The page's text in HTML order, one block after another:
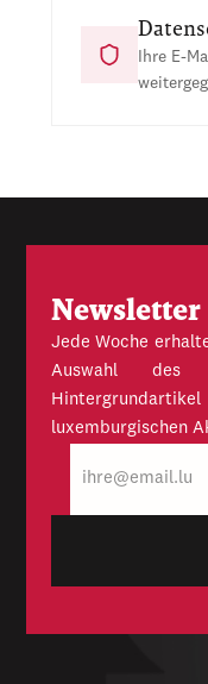
Ihre E-
Jede Woche
Auswahl des
luxemburgischen
Mail